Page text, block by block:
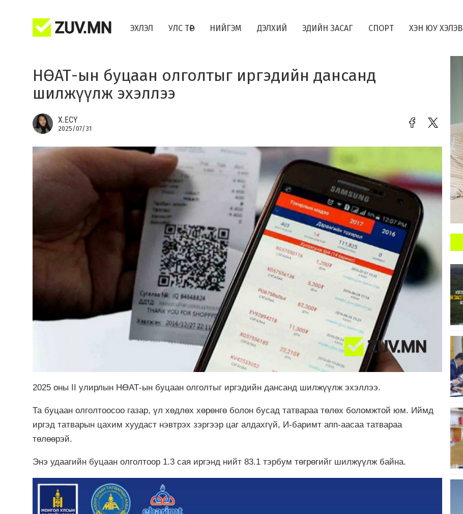
ЭХЛЭЛ УЛС ТӨР НИЙГЭМ ДЭЛХИЙ ЭДИЙН ЗАСАГ СПОРТ ХЭН ЮУ ХЭЛЭВ
НӨАТ-ын буцаан олголтыг иргэдийн дансанд
шилжүүлж эхэллээ
Х.ЕСҮ
2025/07/31
2025 оны II улирлын НӨАТ-ын буцаан олголтыг иргэдийн дансанд шилжүүлж эхэллээ.
Та буцаан олголтоосоо газар, үл хөдлөх хөрөнгө болон бусад татвараа төлөх боломжтой юм. Иймд
иргэд татварын цахим хуудаст нэвтрэх зэргээр цаг алдахгүй, И-баримт апп-аасаа татвараа
төлөөрэй.
Энэ удаагийн буцаан олголтоор 1.3 сая иргэнд нийт 83.1 тэрбум төгрөгийг шилжүүлж байна.